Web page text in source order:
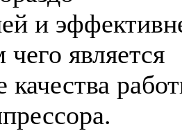
и
чего является